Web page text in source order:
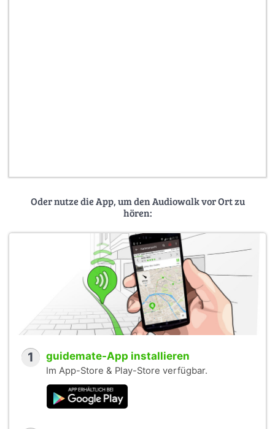
Oder nutze die App, um den Audiowalk vor Ort zu
hören:
1 guidemate-App installieren
Im App-Store & Play-Store verfügbar.